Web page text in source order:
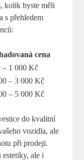
kolik byste měli
s přehledem
cena
– 1 000 Kč
– 3 000 Kč
– 5 000 Kč
do kvalitní
vozidla, ale
při prodeji.
estetiky, ale i